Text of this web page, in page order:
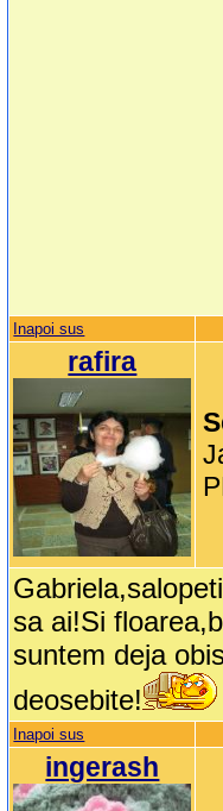
Inapoi sus
rafira
sa ai!Si
suntem deja
deosebite!
Inapoi sus
ingerash